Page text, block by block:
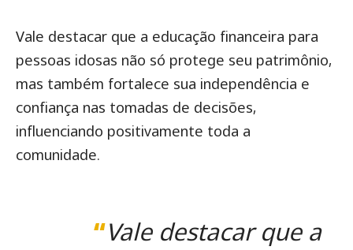
Vale destacar que a educação financeira para
pessoas idosas não só protege seu patrimônio,
mas também fortalece sua independência e
confiança nas tomadas de decisões,
influenciando positivamente toda a
comunidade.
“Vale destacar que a